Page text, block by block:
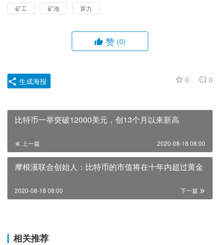
矿工 矿池 算力
赞 (0)
0 0
生成海报
比特币一举突破12000美元，创13个月以来新高
上一篇 2020-08-18 08:00
摩根溪联合创始人：比特币的市值将在十年内超过黄金
下一篇
2020-08-18 08:00
相关推荐